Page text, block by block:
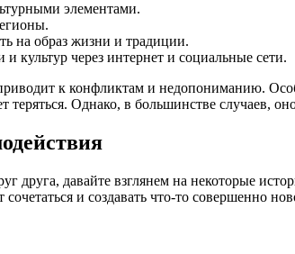
элементами.
на образ жизни и традиции.
культур через интернет и социальные сети.
к конфликтам и недопониманию.
Однако, в большинстве случаев,
друга, давайте взглянем на некоторые
и создавать что-то совершенно